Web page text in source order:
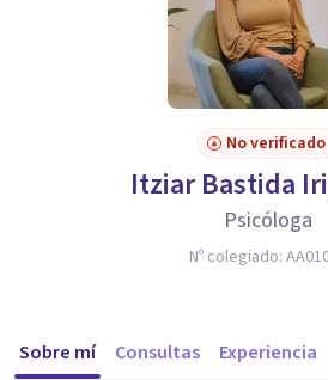
No verificado
Itziar Bastida
Psicóloga
Nº colegiado:
Sobre mí Consultas Experiencia